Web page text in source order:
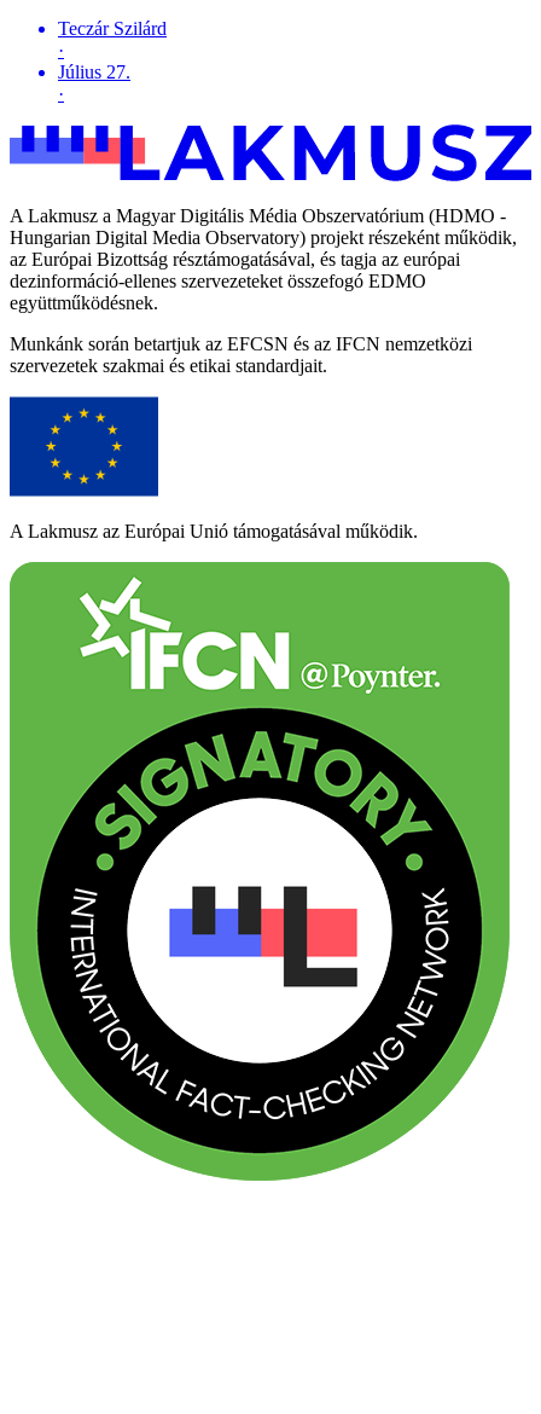
Teczár Szilárd
·
Július 27.
·
A Lakmusz a Magyar Digitális Média Obszervatórium (HDMO -
Hungarian Digital Media Observatory) projekt részeként működik,
az Európai Bizottság résztámogatásával, és tagja az európai
dezinformáció-ellenes szervezeteket összefogó EDMO
együttműködésnek.
Munkánk során betartjuk az EFCSN és az IFCN nemzetközi
szervezetek szakmai és etikai standardjait.
A Lakmusz az Európai Unió támogatásával működik.